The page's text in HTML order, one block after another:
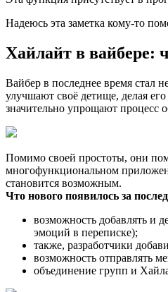
Надеюсь эта заметка кому-то
Хайлайт в вайбере:
Вайбер в последнее время стал
улучшают своё детище, делая
значительно упрощают процесс
Помимо своей простоты, они
многофункциональном
становится возможным.
Что нового появилось за
возможность добавлять и
эмоций в переписке);
также, разработчики
возможность отправлять
объединение групп и